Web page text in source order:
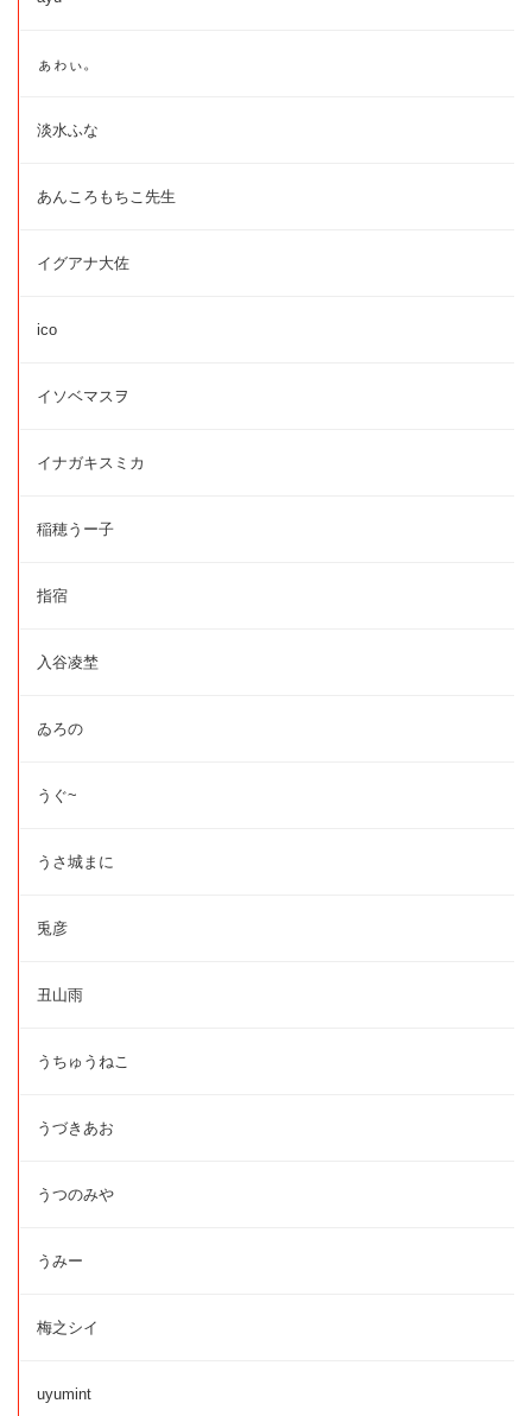
ぁゎぃ。
淡水ふな
あんころもちこ先生
イグアナ大佐
ico
イソベマスヲ
イナガキスミカ
稲穂うー子
指宿
入谷凌埜
ゐろの
うぐ~
うさ城まに
兎彦
丑山雨
うちゅうねこ
うづきあお
うつのみや
うみー
梅之シイ
uyumint